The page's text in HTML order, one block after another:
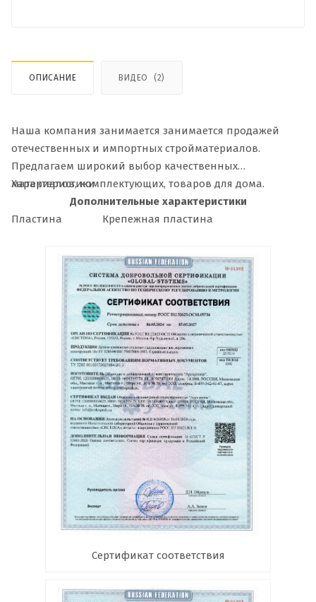
ОПИСАНИЕ ВИДЕО (2)
Наша компания занимается занимается продажей
отечественных и импортных стройматериалов.
Предлагаем широкий выбор качественных
материалов, комплектующих, товаров для дома.
Характеристики
Дополнительные характеристики
Пластина
Крепежная пластина
Сертификат соответствия